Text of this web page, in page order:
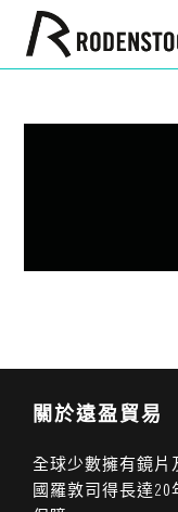
關於遠盈貿易
全球少數擁有鏡片
國羅敦司得長達